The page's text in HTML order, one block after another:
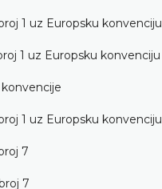
1 uz Europsku konvenciju
1 uz Europsku konvenciju
konvencije
1 uz Europsku konvenciju
7
7